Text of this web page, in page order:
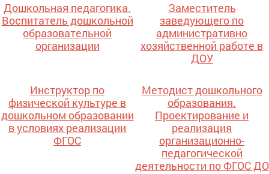
Дошкольная педагогика.
Воспитатель дошкольной
образовательной
организации
Заместитель
заведующего по
административно
хозяйственной работе в
ДОУ
Инструктор по
физической культуре в
дошкольном образовании
в условиях реализации
ФГОС
Методист дошкольного
образования.
Проектирование и
реализация
организационно-
педагогической
деятельности по ФГОС ДО